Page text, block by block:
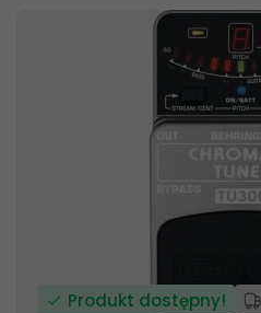
Produkt dostępny!